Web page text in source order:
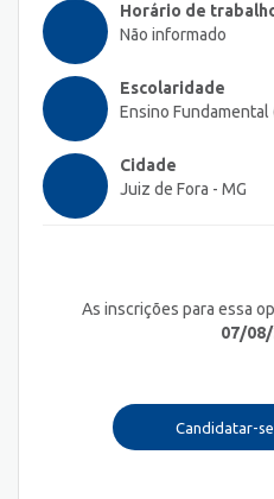
Horário de
Não informado
Escolaridade
Ensino Fundamental
Cidade
Juiz de Fora - MG
As inscrições para essa
07/
Candidatar-